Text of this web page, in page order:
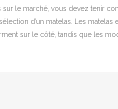
sur le marché, vous devez tenir
d’un matelas. Les
sur le côté, tandis que les